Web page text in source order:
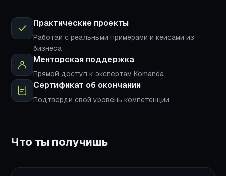
Практические проекты
Работай с реальными примерами и кейсами из
бизнеса
Менторская поддержка
Прямой доступ к экспертам Komanda
Сертификат об окончании
Подтверди свой уровень компетенции
Что ты получишь